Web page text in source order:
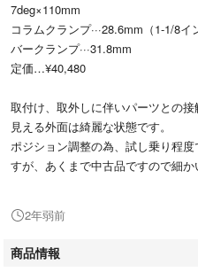
7deg×110mm
コラムクランプ···28.6mm（1-1/8イ
バークランプ···31.8mm
定価…¥40,480
取付け、取外しに伴いパーツとの
見える外面は綺麗な状態です。
ポジション調整の為、試し乗り程
すが、あくまで中古品ですので細
#トレック
#TREK
2年弱前
商品情報